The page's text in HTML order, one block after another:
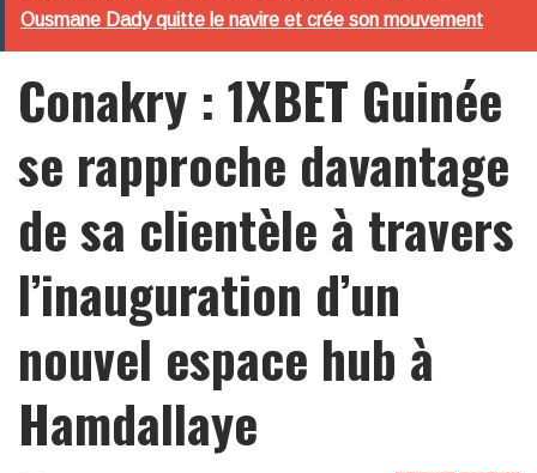
Ousmane Dady quitte le navire et crée son mouvement
Conakry : 1XBET Guinée
se rapproche davantage
de sa clientèle à travers
l’inauguration d’un
nouvel espace hub à
Hamdallaye